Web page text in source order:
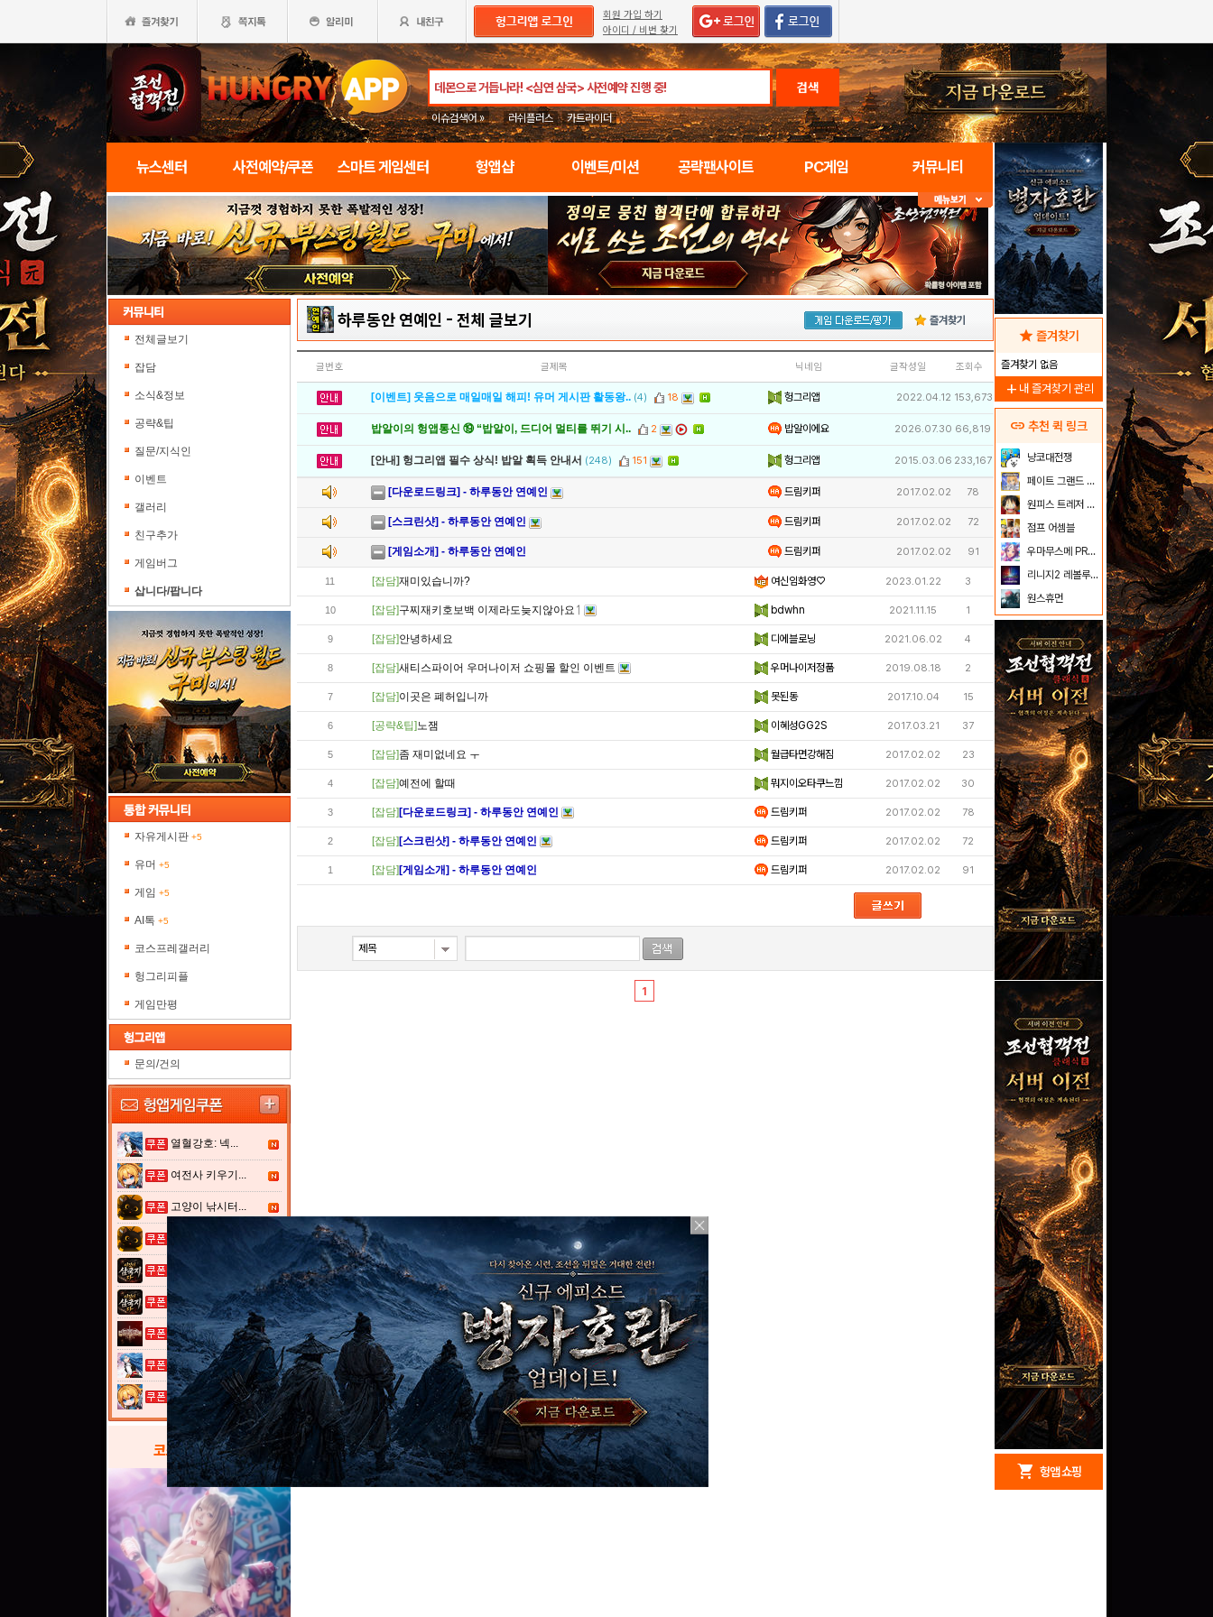
회원 가입 하기
아이디 / 비번 찾기
검색
이슈검색어 » 러쉬플러스 카트라이더
뉴스센터 사전예약/쿠폰 스마트 게임센터 헝앱샵 이벤트/미션 공략팬사이트 PC게임 커뮤니티
전체글보기
잡담
소식&정보
공략&팁
질문/지식인
이벤트
갤러리
친구추가
게임버그
삽니다/팝니다
자유게시판 +5
유머 +5
게임 +5
AI톡 +5
코스프레갤러리
헝그리피플
게임만평
문의/건의
열혈강호: 넥...
여전사 키우기...
고양이 낚시터...
고양이 낚시터...
이것이 삼국지...
이것이 삼국지...
그레이 사가
열혈강호: 넥...
여전사 키우기...
코스프레갤러리
하루동안 연예인 - 전체 글보기 즐겨찾기
글번호 글제목 닉네임 글작성일 조회수
[이벤트] 웃음으로 매일매일 해피! 유머 게시판 활동왕.. (4) 18 헝그리앱 2022.04.12 153,673
밥알이의 헝앱통신 ⑲ “밥알이, 드디어 멀티를 뛰기 시.. 2 밥알이에요 2026.07.30 66,819
[안내] 헝그리앱 필수 상식! 밥알 획득 안내서 (248) 151 헝그리앱 2015.03.06 233,167
[다운로드링크] - 하루동안 연예인 드림키퍼 2017.02.02 78
[스크린샷] - 하루동안 연예인 드림키퍼 2017.02.02 72
[게임소개] - 하루동안 연예인 드림키퍼 2017.02.02 91
11 [잡담]재미있습니까? 여신임화영♡ 2023.01.22 3
10 [잡담]구찌재키호보백 이제라도늦지않아요ᛐ bdwhn 2021.11.15 1
9 [잡담]안녕하세요 디에블로닝 2021.06.02 4
8 [잡담]새티스파이어 우머나이저 쇼핑몰 할인 이벤트 우머나이저정품 2019.08.18 2
7 [잡담]이곳은 폐허입니까 못된동 2017.10.04 15
6 [공략&팁]노잼 이혜성GG2S 2017.03.21 37
5 [잡담]좀 재미없네요 ㅜ 월급타면강해짐 2017.02.02 23
4 [잡담]예전에 할때 뭐지이오타쿠느낌 2017.02.02 30
3 [잡담] [다운로드링크] - 하루동안 연예인 드림키퍼 2017.02.02 78
2 [잡담] [스크린샷] - 하루동안 연예인 드림키퍼 2017.02.02 72
1 [잡담] [게임소개] - 하루동안 연예인 드림키퍼 2017.02.02 91
1
star 즐겨찾기
즐겨찾기 없음
add 내 즐겨찾기 관리
link 추천 퀵 링크
냥코대전쟁
페이트 그랜드 오더
원피스 트레저 크루즈
점프 어셈블
우마무스메 PRETTY DERBY
리니지2 레볼루션
원스휴먼
shopping_cart 헝앱 쇼핑